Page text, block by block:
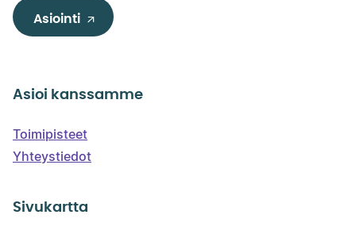
Asiointi
Asioi kanssamme
Toimipisteet
Yhteystiedot
Sivukartta